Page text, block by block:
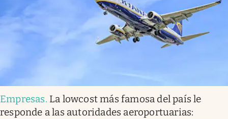
Empresas. La lowcost más famosa del país le
responde a las autoridades aeroportuarias: